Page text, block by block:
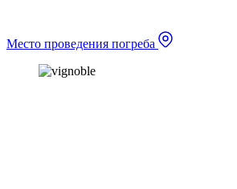
Место проведения погреба